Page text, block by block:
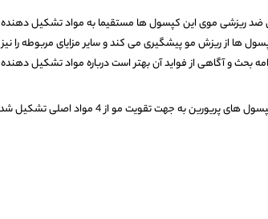
ریزشی موی این کپسول ها مستقیما به مواد تشکیل دهنده
ها از ریزش مو پیشگیری می کند و سایر مزایای مربوطه را نیز
بحث و آگاهی از فواید آن بهتر است درباره مواد تشکیل
به جهت تقویت مو از 4 مواد اصلی تشکیل شده اند که این مواد به شرح موارد زیر هستند: